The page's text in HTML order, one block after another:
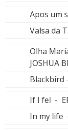
Apos um
Valsa da
Olha
JOSHUA
Blackbird
If I fel -
In my life